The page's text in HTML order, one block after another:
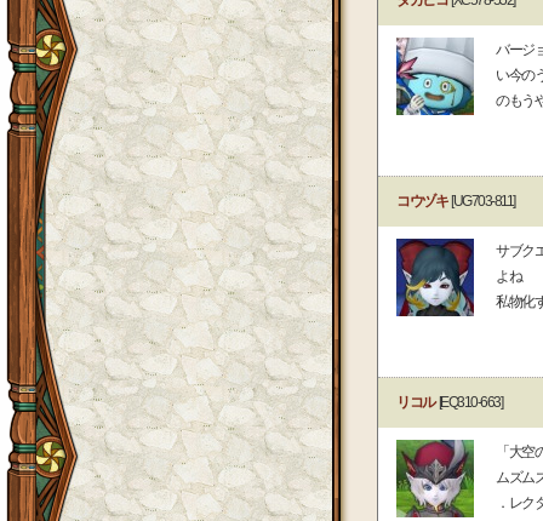
バージ
い今の
のもう
コウヅキ[UG703-811]
サブク
よね
私物化
リコル[EQ310-663]
「大
ムズム
．レク